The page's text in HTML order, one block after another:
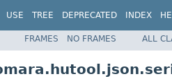
USE TREE DEPRECATED INDEX
FRAMES NO FRAMES ALL